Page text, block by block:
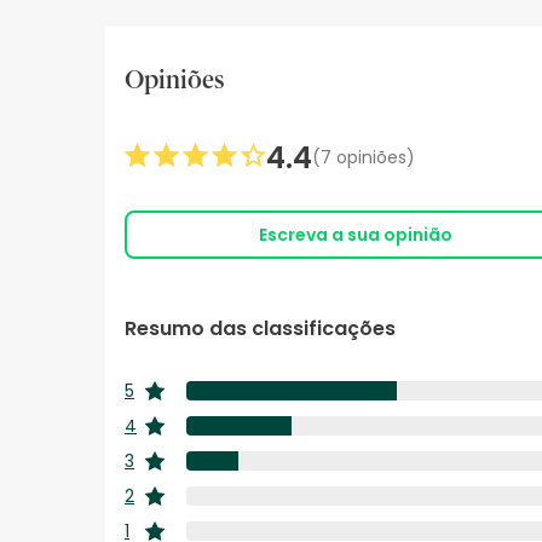
Opiniões
Resumo das classificações
5
estrelas
4
estrelas
3
estrelas
2
estrelas
1
4.4(7 opiniões)
Escreva a sua opinião